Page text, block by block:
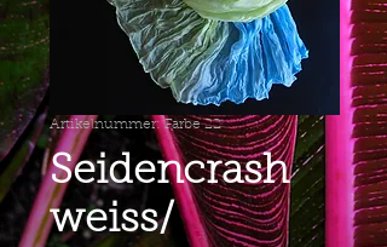
Artikelnummer: Farbe 22
Seidencrash
weiss/